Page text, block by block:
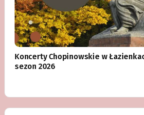
Koncerty Chopinowskie w
sezon 2026